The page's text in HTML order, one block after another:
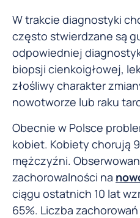
W trakcie diagnostyki
często stwierdzane są
odpowiedniej
biopsji cienkoigłowej,
złośliwy charakter
nowotworze lub raku
Obecnie w Polsce
kobiet. Kobiety chorują
mężczyźni.
zachorowalności na
ciągu ostatnich 10 lat
65%. Liczba